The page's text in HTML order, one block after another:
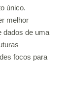
único.
melhor
dados de uma
focos para